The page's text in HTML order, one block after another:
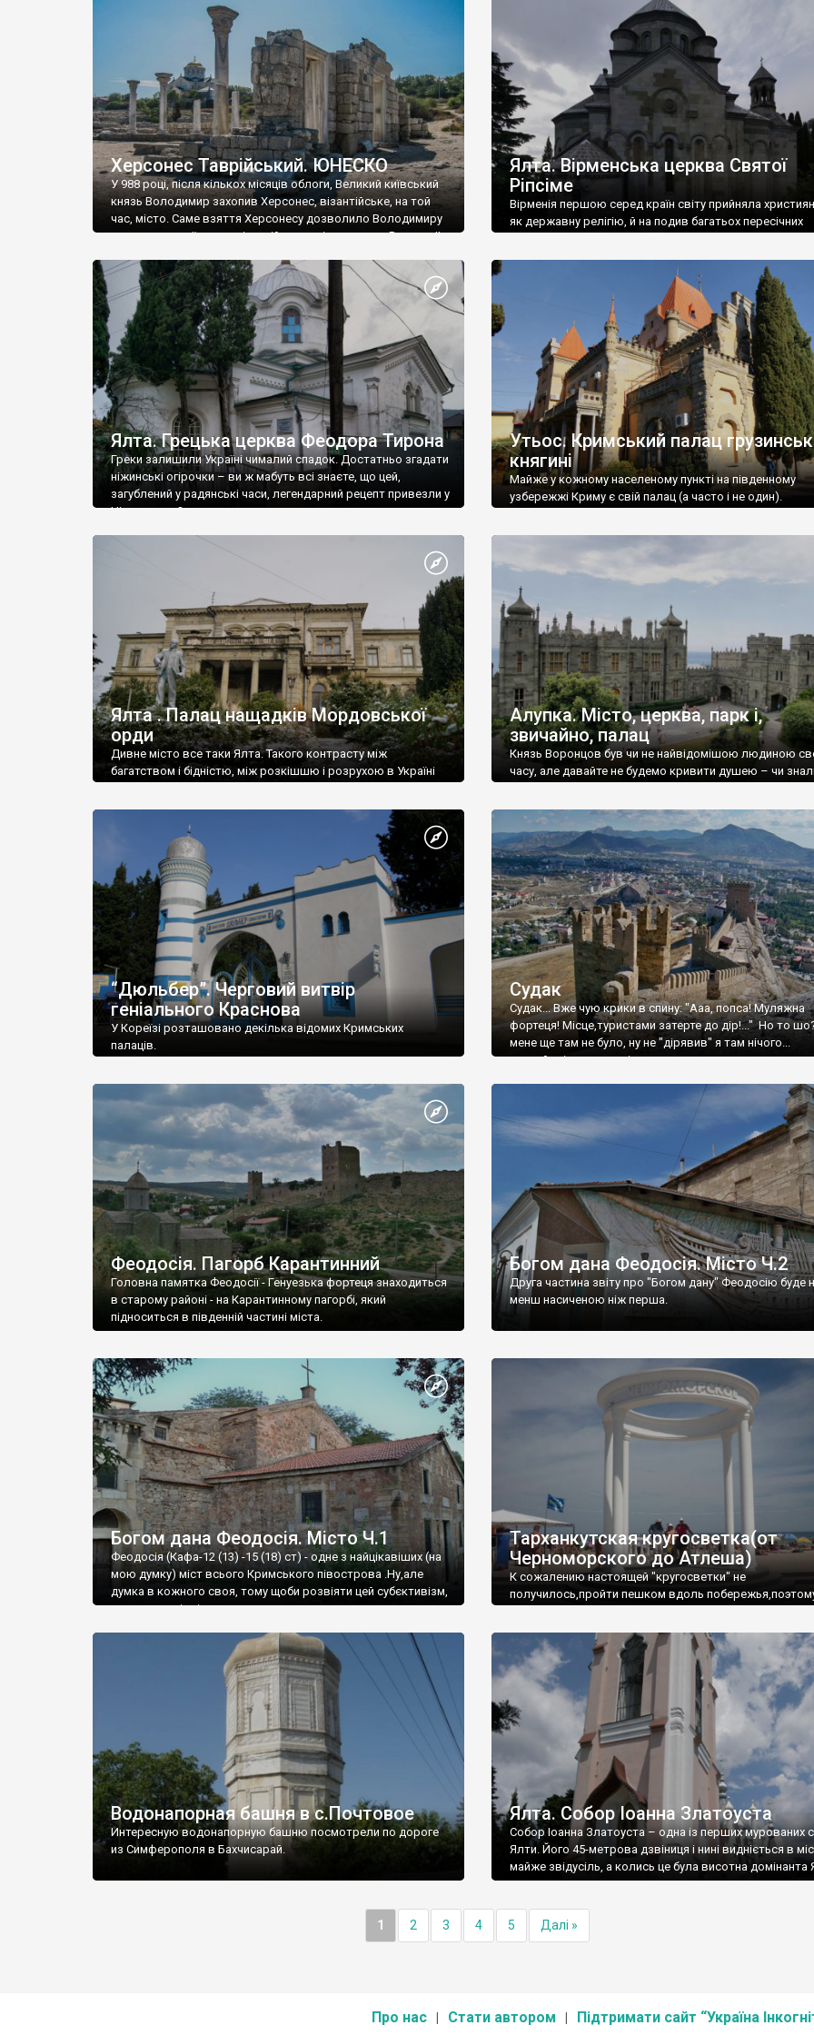
візантійської доби. Раритети викрадені з фондів об’єкту
культурної спадщини ЮНЕСКО «Херсонеса Таврійського».
Офіційно – на виставку «Золото Візантії», але експерти та
влада в Україні вважають це лише […]
називаються «повстяками» (postaki)…” “Вино. Крим
виробляє відмінне вино і його вдосталь: воно все
легке біле і дуже […]
Херсонес Таврійський. ЮНЕСКО
У 988 році, після кількох місяців облоги, Великий київський
князь Володимир захопив Херсонес, візантійське, на той
час, місто. Саме взяття Херсонесу дозволило Володимиру
диктувати свої умови візантійському імператору Василю ІІ,
Херсонесі Володимир-язичник, став Василем-
християнином. А потім було Хрещення Русі. На честь
Херсонесу Таврійського названо місто […]
Ялта. Вірменська церква Святої
Ріпсіме
Вірменія першою серед країн світу прийняла
як державну релігію, й на подив багатьох пересічних
Ялта. Грецька церква Феодора Тирона
Греки залишили Україні чималий спадок. Достатньо згадати
ніжинські огірочки – ви ж мабуть всі знаєте, що цей,
загублений у радянські часи, легендарний рецепт привезли у
Ніжин греки?
Утьос. Кримський палац
княгині
Майже у кожному населеному пункті на південному
узбережжі Криму є свій палац (а часто і не один).
Ялта . Палац нащадків Мордовської
орди
Дивне місто все таки Ялта. Такого контрасту між
багатством і бідністю, між розкішшю і розрухою в Україні
Алупка. Місто, церква, парк і,
звичайно, палац
Князь Воронцов був чи не найвідомішою людиною
часу, але давайте не будемо кривити душею – чи
“Дюльбер”. Черговий витвір
геніального Краснова
У Кореїзі розташовано декілька відомих Кримських
палаців.
Судак
Судак... Вже чую крики в спину: "Ааа, попса! Муляжна
фортеця! Місце,туристами затерте до дір!..." Но то
мене ще там не було, ну не "дірявив" я там нічого...
принаймні до цього літа.
Феодосія. Пагорб Карантинний
Головна памятка Феодосії - Генуезька фортеця знаходиться
в старому районі - на Карантинному пагорбі, який
підноситься в південній частині міста.
Богом дана Феодосія. Місто Ч.2
Друга частина звіту про "Богом дану" Феодосію буде
менш насиченою ніж перша.
Богом дана Феодосія. Місто Ч.1
Феодосія (Кафа-12 (13) -15 (18) ст) - одне з найцікавіших (на
мою думку) міст всього Кримського півострова .Ну,але
думка в кожного своя, тому щоби розвіяти цей субєктивізм,
запрошую відвідати це
Тарханкутская кругосветка(от
Черноморского до Атлеша)
К сожалению настоящей "кругосветки" не
получилось,пройти пешком вдоль
Водонапорная башня в с.Почтовое
Интересную водонапорную башню посмотрели по дороге
из Симферополя в Бахчисарай.
Ялта. Собор Іоанна Златоуста
Собор Іоанна Златоуста – одна із перших мурованих
Ялти. Його 45-метрова дзвіниця і нині видніється в
майже звідусіль, а колись це була висотна домінанта
1 2 3 4 5 Далі »
Про нас Стати автором Підтримати сайт “Україна